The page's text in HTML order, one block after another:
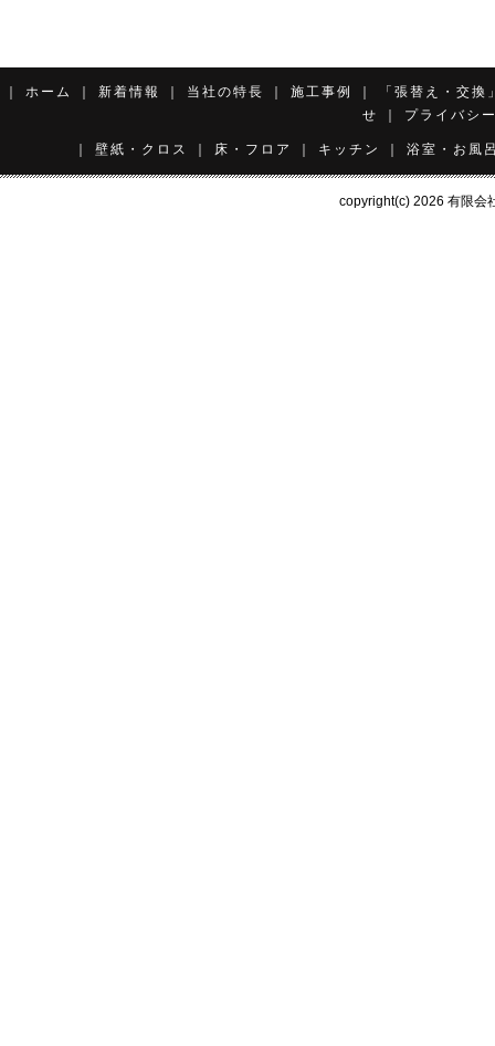
ホーム 新着情報 当社の特長 施工事例
「張替え・交
せ
プライバシ
壁紙・クロス 床・フロア キッチン 浴室・お風
copyright(c) 2026 有限会